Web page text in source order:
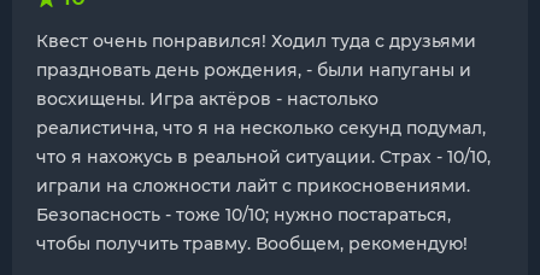
Квест очень понравился! Ходил туда с друзьями
праздновать день рождения, - были напуганы и
восхищены. Игра актёров - настолько
реалистична, что я на несколько секунд подумал,
что я нахожусь в реальной ситуации. Страх - 10/10,
играли на сложности лайт с прикосновениями.
Безопасность - тоже 10/10; нужно постараться,
чтобы получить травму. Вообщем, рекомендую!